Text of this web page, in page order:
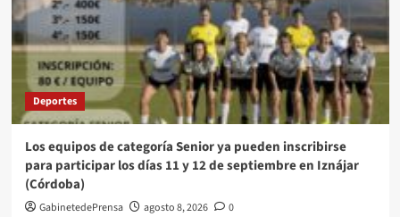
Deportes
Los equipos de categoría Senior ya pueden inscribirse
para participar los días 11 y 12 de septiembre en Iznájar
(Córdoba)
GabinetedePrensa agosto 8, 2026 0